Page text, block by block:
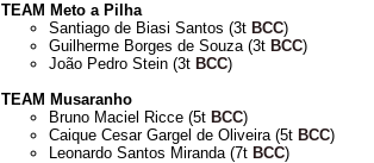
TEAM Meto a Pilha
Santiago de Biasi Santos (3t BCC)
Guilherme Borges de Souza (3t BCC)
João Pedro Stein (3t BCC)
TEAM Musaranho
Bruno Maciel Ricce (5t BCC)
Caique Cesar Gargel de Oliveira (5t BCC)
Leonardo Santos Miranda (7t BCC)